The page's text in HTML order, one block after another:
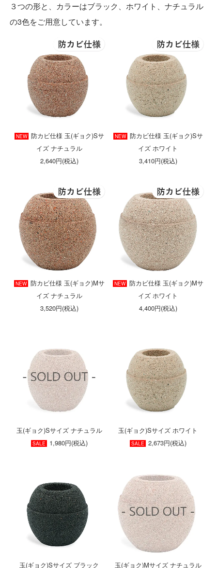
３つの形と、カラーはブラック、ホワイト、ナチュラル
の3色をご用意しています。
NEW
防カビ仕様 玉(ギョク)Sサ
イズ ナチュラル
2,640円(税込)
NEW
防カビ仕様 玉(ギョク)Sサ
イズ ホワイト
3,410円(税込)
NEW
防カビ仕様 玉(ギョク)Mサ
イズ ナチュラル
3,520円(税込)
NEW
防カビ仕様 玉(ギョク)Mサ
イズ ホワイト
4,400円(税込)
玉(ギョク)Sサイズ ナチュラル
SALE 1,980円(税込)
玉(ギョク)Sサイズ ホワイト
SALE 2,673円(税込)
玉(ギョク)Sサイズ ブラック 玉(ギョク)Mサイズ ナチュラル